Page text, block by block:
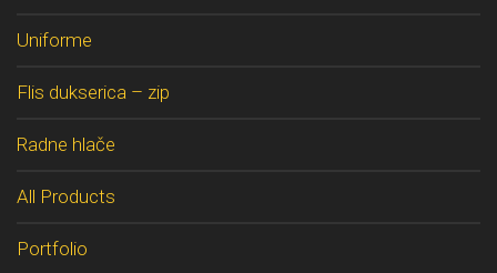
Uniforme
Flis dukserica – zip
Radne hlače
All Products
Portfolio